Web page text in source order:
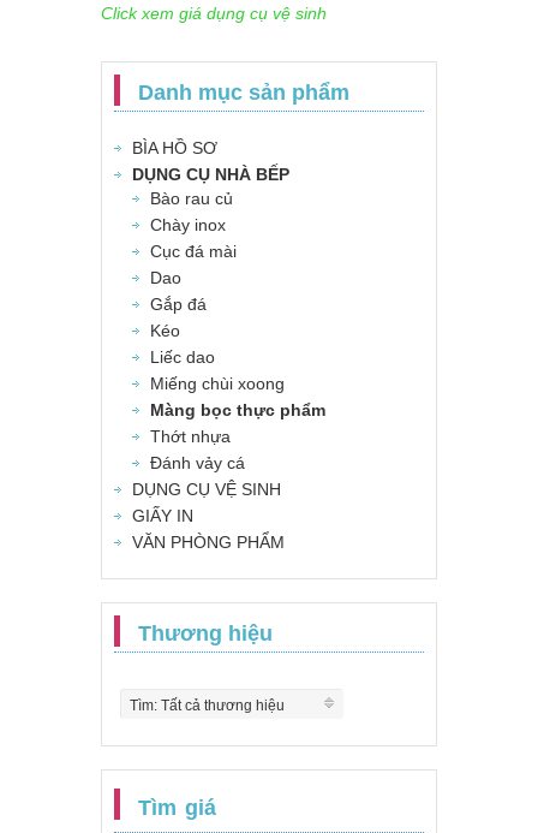
Click xem giá dụng cụ vệ sinh
Danh mục sản phẩm
BÌA HỒ SƠ
DỤNG CỤ NHÀ BẾP
Bào rau củ
Chày inox
Cục đá mài
Dao
Gắp đá
Kéo
Liếc dao
Miếng chùi xoong
Màng bọc thực phẩm
Thớt nhựa
Đánh vảy cá
DỤNG CỤ VỆ SINH
GIẤY IN
VĂN PHÒNG PHẨM
Thương hiệu
Tìm: Tất cả thương hiệu
Tìm giá